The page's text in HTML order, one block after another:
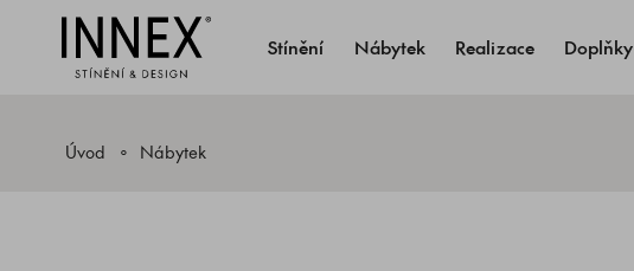
Stínění Nábytek Realizace Doplňky
Úvod Nábytek